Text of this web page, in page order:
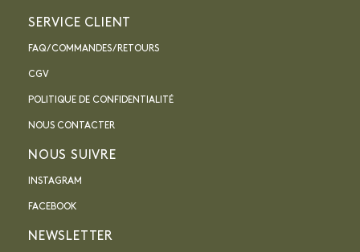
SERVICE CLIENT
FAQ / COMMANDES / RETOURS
CGV
POLITIQUE DE CONFIDENTIALITÉ
NOUS CONTACTER
NOUS SUIVRE
INSTAGRAM
FACEBOOK
NEWSLETTER